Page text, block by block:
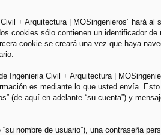
+ Arquitectura | MOSingenieros” hará
sólo contienen un identificador
cookie se creará una vez que haya
Ingenieria Civil + Arquitectura |
es mediante lo que usted envía.
(de aquí en adelante “su cuenta”) y
nombre de usuario”), una contraseña